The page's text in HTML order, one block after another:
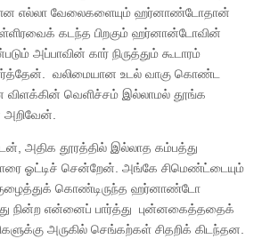
என எல்லா வேலைகளையும் ஹர்னாண்டோதான்
கடந்த பிறகும் ஹர்னான்டோவின்
அப்பாவின் கார் நிருத்தும் கூடாரம்
வலிமையான உடல் வாகு கொண்ட
வெளிச்சம் இல்லாமல் தூங்க
அதிக தூரத்தில் இல்லாத கம்பத்து
ஓட்டிச் சென்றேன். அங்கே சிமெண்ட்டையும்
கொண்டிருந்த ஹர்னாண்டோ
நின்ற என்னைப் பார்த்து புன்னகைத்ததைக்
அருகில் செங்கற்கள் சிதறிக் கிடந்தன.